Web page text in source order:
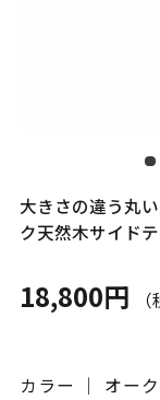
大きさの違う丸
ク天然木サイド
18,800円
カラー ｜ オーク